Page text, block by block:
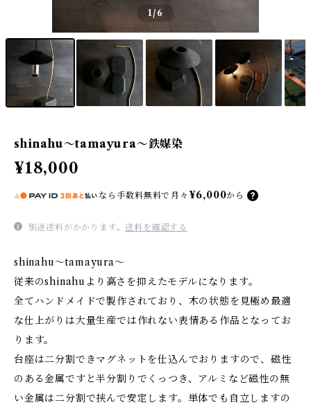
1/6
shinahu～tamayura～鉄媒染
¥18,000
なら 手数料無料で 月々 ¥6,000から
別途送料がかかります。送料を確認する
shinahu～tamayura～
従来のshinahuより高さを抑えたモデルになります。
全てハンドメイドで製作されており、木の状態を見極め最適
な仕上がりは大量生産では作れない表情ある作品となってお
ります。
台座は二分割できマグネットを仕込んでおりますので、磁性
のある金属ですと半分割りでくっつき、アルミなど磁性の無
い金属は二分割で挟んで安定します。単体でも自立しますの